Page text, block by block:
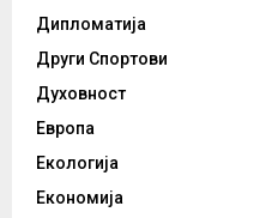
Дипломатија
Други Спортови
Духовност
Европа
Екологија
Економија